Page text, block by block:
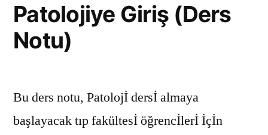
Patolojiye Giriş (Ders
Notu)
Bu ders notu, Patolojİ dersİ almaya
başlayacak tıp fakültesİ öğrencİlerİ İçİn